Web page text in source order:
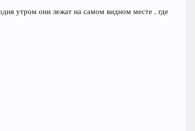
утром они лежат на самом видном месте , где